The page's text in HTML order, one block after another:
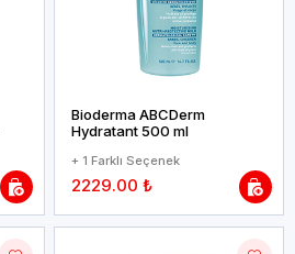
Bioderma ABCDerm
Hydratant 500 ml
+ 1 Farklı Seçenek
2229.00 ₺